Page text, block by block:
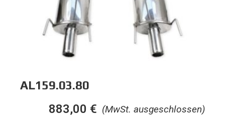
AL159.03.80
(MwSt. ausgeschlossen)
883,00 €